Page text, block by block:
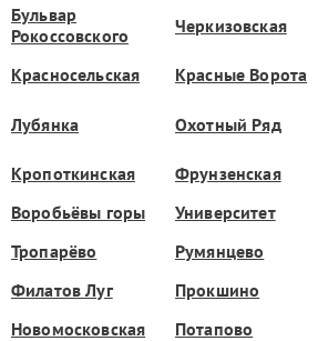
Бульвар
Рокоссовского
Черкизовская
Красносельская
Красные Ворота
Лубянка Охотный Ряд
Кропоткинская
Фрунзенская
Воробьёвы горы
Университет
Тропарёво
Румянцево
Филатов Луг
Прокшино
Новомосковская
Потапово